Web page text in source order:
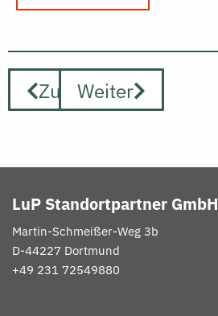
ZurückWeiter
LuP Standortpartner GmbH
Martin-Schmeißer-Weg 3b
D-44227 Dortmund
+49 231 72549880